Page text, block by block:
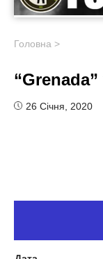
Головна >
26 Січня, 2020